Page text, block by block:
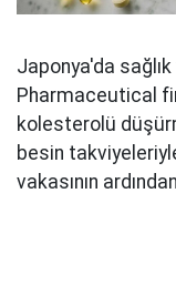
Japonya'da
Pharmaceutical
kolesterolü
besin
vakasının